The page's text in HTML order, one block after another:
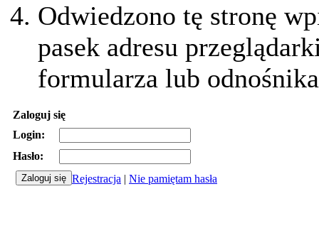
Odwiedzono tę stronę
pasek adresu
formularza lub
Zaloguj się
Login:
Hasło:
Rejestracja | Nie pamiętam hasła